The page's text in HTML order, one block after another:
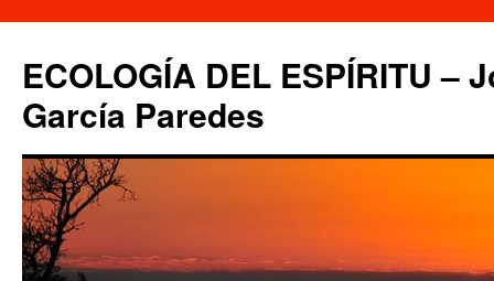
contenido
ECOLOGÍA DEL ESPÍRITU –
García Paredes